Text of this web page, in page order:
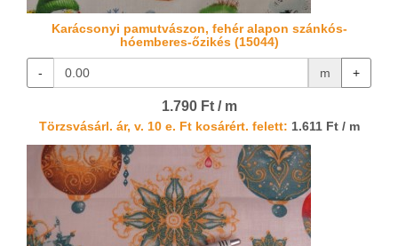
Karácsonyi pamutvászon, fehér alapon szánkós-
hóemberes-őzikés (15044)
- m +
1.790 Ft / m
Törzsvásárl. ár, v. 10 e. Ft kosárért. felett: 1.611 Ft / m